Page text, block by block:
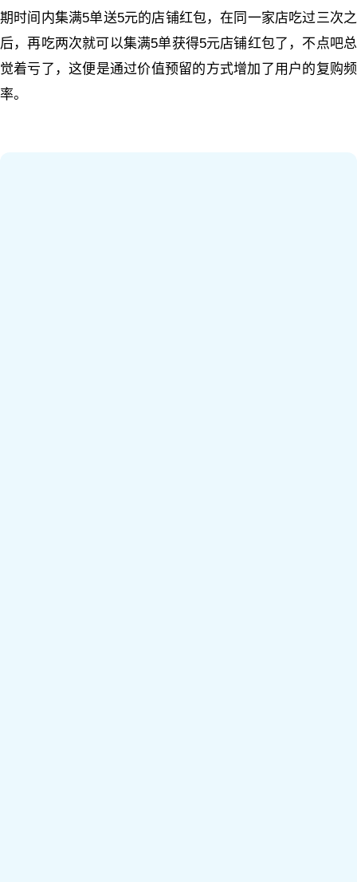
期时间内集满5单送5元的店铺红包，在同一家店吃过三次之
后，再吃两次就可以集满5单获得5元店铺红包了，不点吧总
觉着亏了，这便是通过价值预留的方式增加了用户的复购频
率。